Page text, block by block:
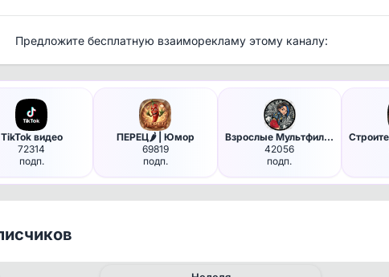
Предложите бесплатную взаиморекламу этому каналу:
TikTok видео
72314
подп.
ПЕРЕЦ🌶️ | Юмор
69819
подп.
Взрослые Мультфильмы
42056
подп.